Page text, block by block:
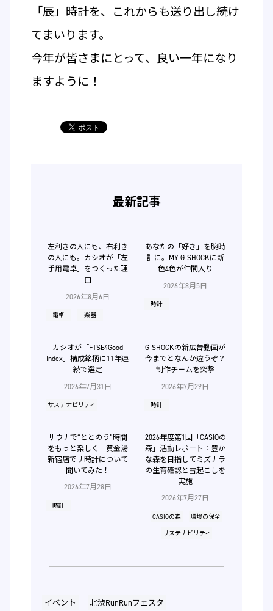
「辰」時計を、これからも送り出し続け
てまいります。
今年が皆さまにとって、良い一年になり
ますように！
最新記事
2026年8月6日
電卓 楽器
左利きの人にも、右利き
の人にも。カシオが「左
手用電卓」をつくった理
由
2026年8月5日
時計
あなたの「好き」を腕時
計に。MY G-SHOCKに新
色4色が仲間入り
2026年7月31日
サステナビリティ
カシオが「FTSE4Good
Index」構成銘柄に11年連
続で選定
2026年7月29日
時計
G-SHOCKの新広告動画が
今までとなんか違うぞ？
制作チームを突撃
2026年7月28日
時計
サウナで“ととのう”時間
をもっと楽しく―黄金湯
新宿店でサ時計について
聞いてみた！
2026年7月27日
CASIOの森 環境の保全
サステナビリティ
2026年度第1回「CASIOの
森」活動レポート：豊か
な森を目指してミズナラ
の生育確認と雪起こしを
実施
イベント
北渋RunRunフェスタ